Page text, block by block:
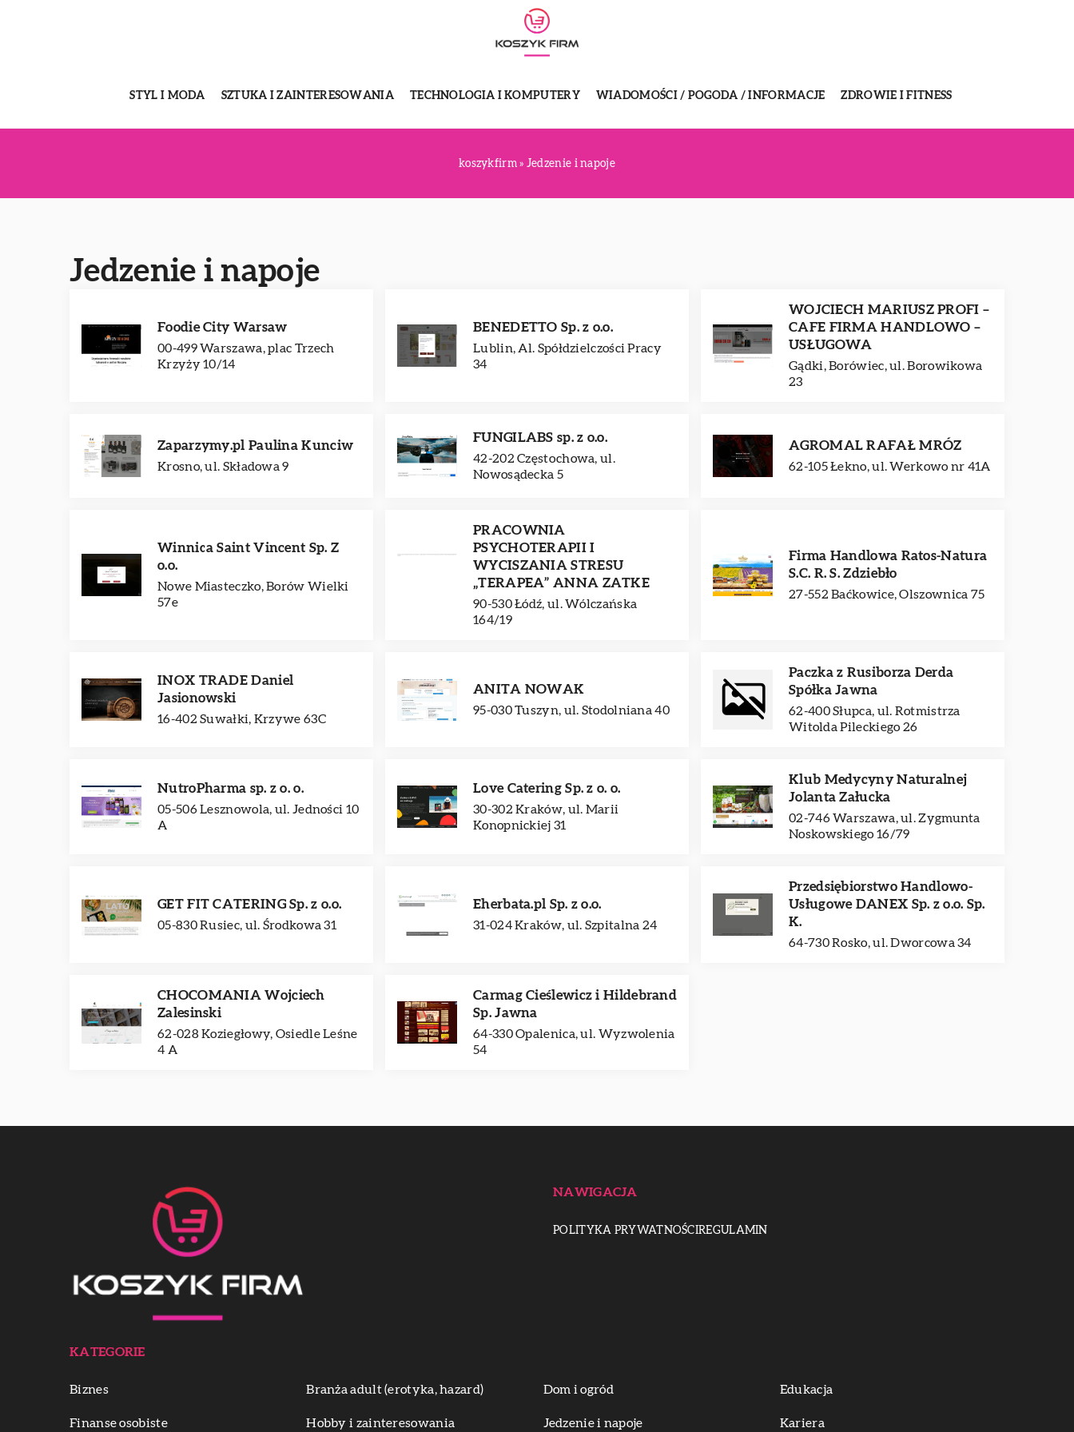
STYL I MODA SZTUKA I ZAINTERESOWANIA TECHNOLOGIA I KOMPUTERY WIADOMOŚCI / POGODA / INFORMACJE ZDROWIE I FITNESS
koszykfirm» Jedzenie i napoje
Jedzenie i napoje
Foodie City Warsaw
00-499 Warszawa, plac Trzech
Krzyży 10/14
BENEDETTO Sp. z o.o.
Lublin, Al. Spółdzielczości Pracy
34
WOJCIECH MARIUSZ PROFI –
CAFE FIRMA HANDLOWO –
USŁUGOWA
Gądki, Borówiec, ul. Borowikowa
23
Zaparzymy.pl Paulina Kunciw
Krosno, ul. Składowa 9
FUNGILABS sp. z o.o.
42-202 Częstochowa, ul.
Nowosądecka 5
AGROMAL RAFAŁ MRÓZ
62-105 Łekno, ul. Werkowo nr 41A
Winnica Saint Vincent Sp. Z
o.o.
Nowe Miasteczko, Borów Wielki
57e
PRACOWNIA
PSYCHOTERAPII I
WYCISZANIA STRESU
„TERAPEA” ANNA ZATKE
90-530 Łódź, ul. Wólczańska
164/19
Firma Handlowa Ratos-Natura
S.C. R. S. Zdziebło
27-552 Baćkowice, Olszownica 75
INOX TRADE Daniel
Jasionowski
16-402 Suwałki, Krzywe 63C
ANITA NOWAK
95-030 Tuszyn, ul. Stodolniana 40
Paczka z Rusiborza Derda
Spółka Jawna
62-400 Słupca, ul. Rotmistrza
Witolda Pileckiego 26
NutroPharma sp. z o. o.
05-506 Lesznowola, ul. Jedności 10
A
Love Catering Sp. z o. o.
30-302 Kraków, ul. Marii
Konopnickiej 31
Klub Medycyny Naturalnej
Jolanta Załucka
02-746 Warszawa, ul. Zygmunta
Noskowskiego 16/79
GET FIT CATERING Sp. z o.o.
05-830 Rusiec, ul. Środkowa 31
Eherbata.pl Sp. z o.o.
31-024 Kraków, ul. Szpitalna 24
Przedsiębiorstwo Handlowo-
Usługowe DANEX Sp. z o.o. Sp.
K.
64-730 Rosko, ul. Dworcowa 34
CHOCOMANIA Wojciech
Zalesinski
62-028 Koziegłowy, Osiedle Leśne
4 A
Carmag Cieślewicz i Hildebrand
Sp. Jawna
64-330 Opalenica, ul. Wyzwolenia
54
NAWIGACJA
POLITYKA PRYWATNOŚCIREGULAMIN
KATEGORIE
Biznes Branża adult (erotyka, hazard) Dom i ogród Edukacja
Finanse osobiste Hobby i zainteresowania Jedzenie i napoje Kariera